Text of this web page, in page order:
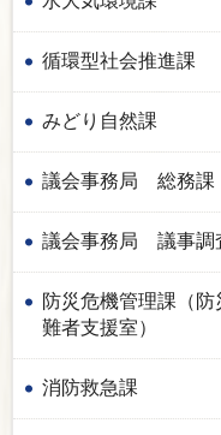
循環型社会推進課
みどり自然課
議会事務局 総務課
議会事務局 議事調
防災危機管理課（
難者支援室）
消防救急課